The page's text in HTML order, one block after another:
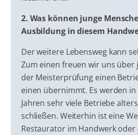
2. Was können junge
Ausbildung in diesem
Der weitere Lebensweg kann
Zum einen freuen wir uns über
der Meisterprüfung einen
einen übernimmt. Es werden
Jahren sehr viele Betriebe
schließen. Weiterhin ist eine
Restaurator im Handwerk oder